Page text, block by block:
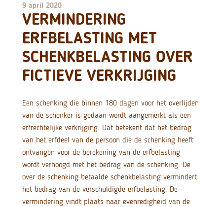
9 april 2020
VERMINDERING
ERFBELASTING MET
SCHENKBELASTING OVER
FICTIEVE VERKRIJGING
Een schenking die binnen 180 dagen voor het overlijden
van de schenker is gedaan wordt aangemerkt als een
erfrechtelijke verkrijging. Dat betekent dat het bedrag
van het erfdeel van de persoon die de schenking heeft
ontvangen voor de berekening van de erfbelasting
wordt verhoogd met het bedrag van de schenking. De
over de schenking betaalde schenkbelasting vermindert
het bedrag van de verschuldigde erfbelasting. De
vermindering vindt plaats naar evenredigheid van de